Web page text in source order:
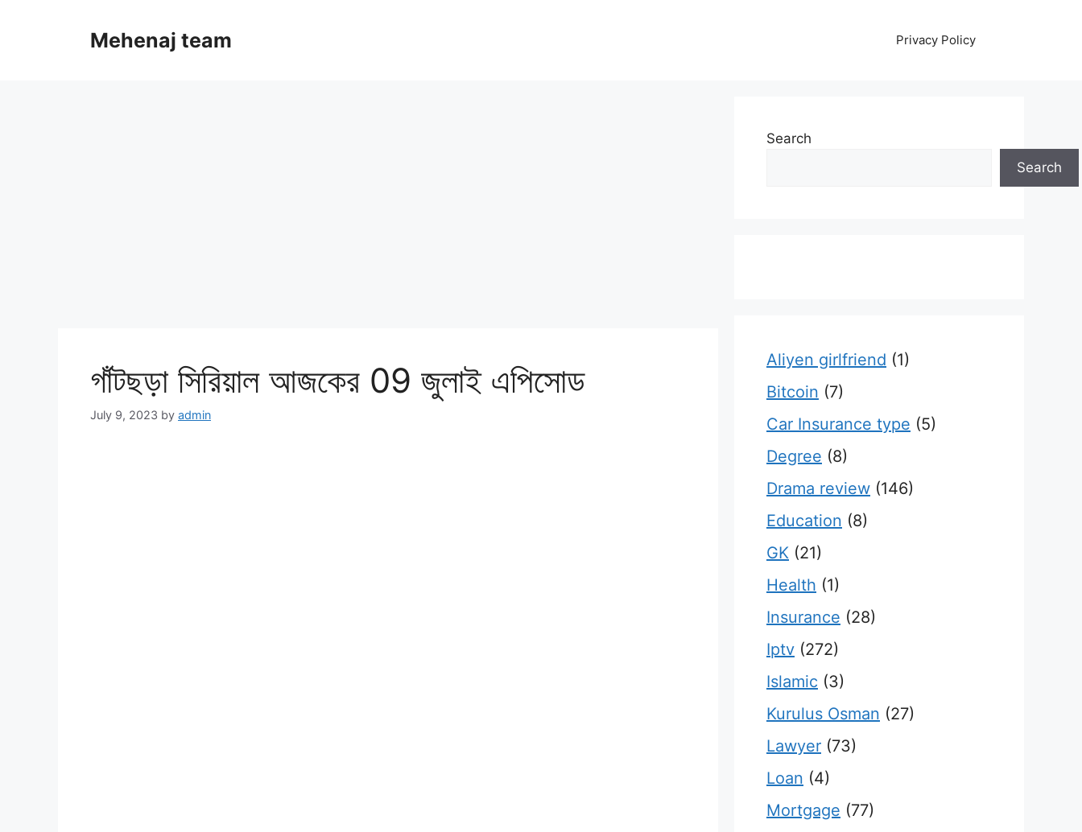
Mehenaj team Privacy Policy
গাঁটছড়া সিরিয়াল আজকের 09 জুলাই এপিসোড
July 9, 2023 by admin
Search
Search
Aliyen girlfriend (1)
Bitcoin (7)
Car Insurance type (5)
Degree (8)
Drama review (146)
Education (8)
GK (21)
Health (1)
Insurance (28)
Iptv (272)
Islamic (3)
Kurulus Osman (27)
Lawyer (73)
Loan (4)
Mortgage (77)